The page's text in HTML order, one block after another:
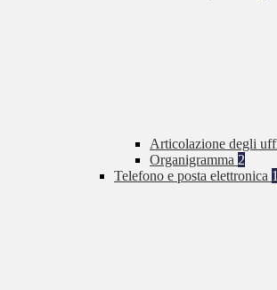
Articolazione degli
Organigramma 2
Telefono e posta elettronica 1